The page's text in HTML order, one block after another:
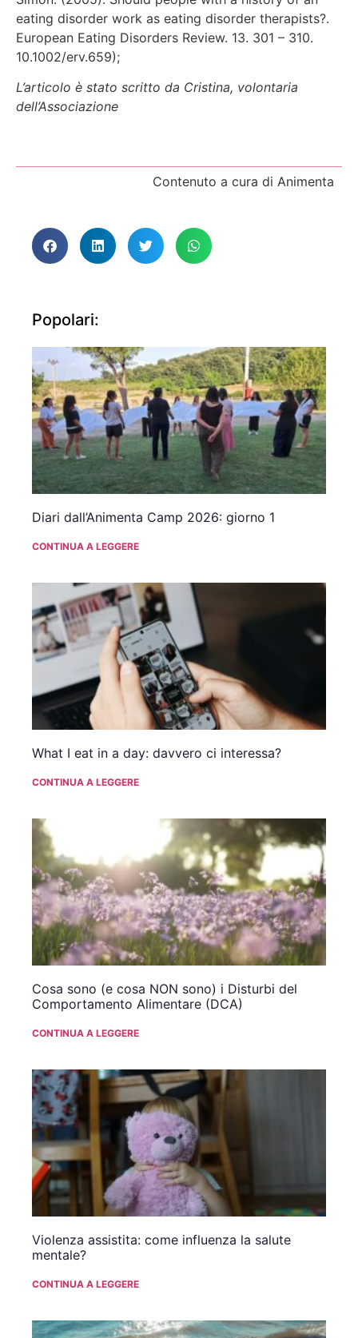
eating disorder work as eating disorder therapists?.
European Eating Disorders Review. 13. 301 – 310.
10.1002/erv.659);
L’articolo è stato scritto da Cristina, volontaria
dell’Associazione
Contenuto a cura di Animenta
Popolari:
Diari dall’Animenta Camp 2026: giorno 1
CONTINUA A LEGGERE
What I eat in a day: davvero ci interessa?
CONTINUA A LEGGERE
Cosa sono (e cosa NON sono) i Disturbi del
Comportamento Alimentare (DCA)
CONTINUA A LEGGERE
Violenza assistita: come influenza la salute
mentale?
CONTINUA A LEGGERE